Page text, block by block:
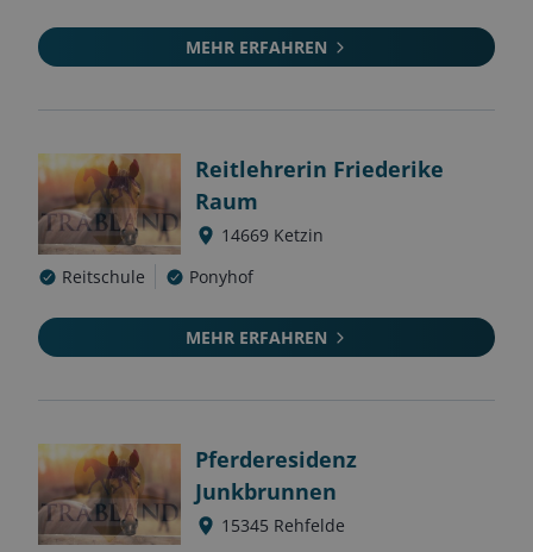
MEHR ERFAHREN
Reitlehrerin Friederike
Raum
14669 Ketzin
Reitschule
Ponyhof
MEHR ERFAHREN
Pferderesidenz
Junkbrunnen
15345 Rehfelde